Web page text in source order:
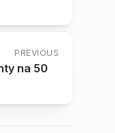
PREVIOUS
na 50